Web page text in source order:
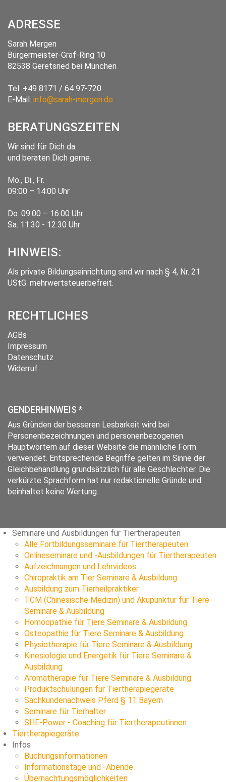
ADRESSE
Sarah Mergen
Bürgermeister-Graf-Ring 10
82538 Geretsried bei München
Tel: +49 8171 / 64 97-720
E-Mail: info@sarah-mergen.de
BERATUNGSZEITEN
Wir sind für Dich da
und beraten Dich gerne.
Mo., Di., Fr.
09:00 – 14:00 Uhr
Do. 09:00 – 16:00 Uhr
Sa. 11:30 - 12:30 Uhr
HINWEIS:
Als private Bildungseinrichtung sind wir nach § 4, Nr. 21
UStG. mehrwertsteuerbefreit.
RECHTLICHES
AGBs
Impressum
Datenschutz
Widerruf
GENDERHINWEIS *
Aus Gründen der besseren Lesbarkeit wird bei
Personenbezeichnungen und personenbezogenen
Hauptwörtern auf dieser Website die männliche Form
verwendet. Entsprechende Begriffe gelten im Sinne der
Gleichbehandlung grundsätzlich für alle Geschlechter. Die
verkürzte Sprachform hat nur redaktionelle Gründe und
beinhaltet keine Wertung.
Seminare und Ausbildungen für Tiertherapeuten
Alle Fortbildungsseminare für Tiertherapeuten
Onlineseminare und -Ausbildungen für Tiertherapeuten
Aufzeichnungen und Lehrvideos
Chiropraktik am Tier Seminare & Ausbildung
Ausbildung zum Tierheilpraktiker
TCM (Chinesische Medizin) und Akupunktur für Tiere
Seminare & Ausbildung
Homöopathie für Tiere Seminare & Ausbildung
Osteopathie für Tiere Seminare & Ausbildung
Physiotherapie für Tiere Seminare & Ausbildung
Kinesiologie und Energetik für Tiere Seminare &
Ausbildung
Aromatherapie für Tiere Seminare & Ausbildung
Produktschulungen für Tiertherapiegeräte
Sachkundenachweis Pferd § 11 Bayern
Seminare für Tierhalter
SHE-Power - Coaching für Tiertherapeutinnen
Tiertherapiegeräte
Infos
Buchungsinformationen
Informationstage und -Abende
Übernachtungsmöglichkeiten